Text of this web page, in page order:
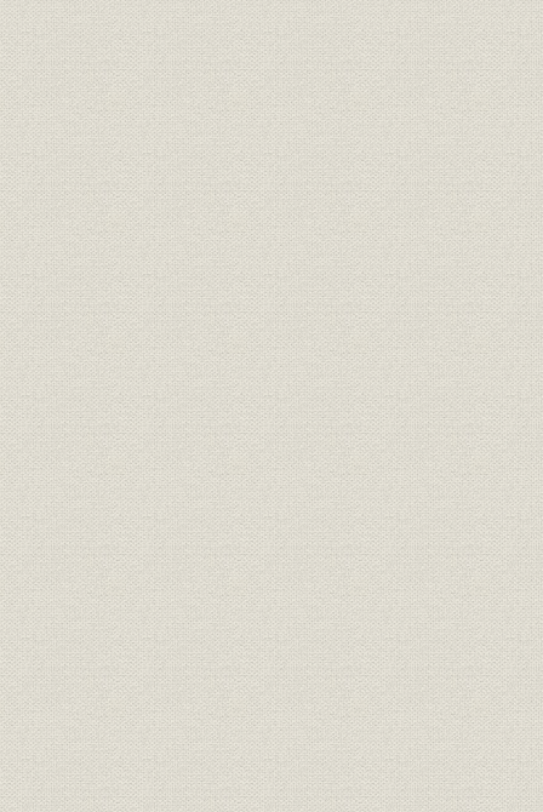
株式
株式会社所有者別内訳(単位株以
上所有株主)
平成8年9
組織 組織図 平成8年6
従業員 従業員数の推移 明治29年
従業員 従業員数の推移 明治29年
組織 本部機構の変遷
明治29年6
日
人事 歴代本部部課長一覧 昭和3年5
提携・合併;関係会社 コルレス契約銀行 平成8年11
商品;施設 通帳・証書の変遷
広告宣伝;広報 ポスター・刊行物
広告宣伝;広報 パンフレット 昭和20年
広告宣伝 カレンダー 1977年
制服 制服の変遷
昭和33年4
日改定
経営 会議風景